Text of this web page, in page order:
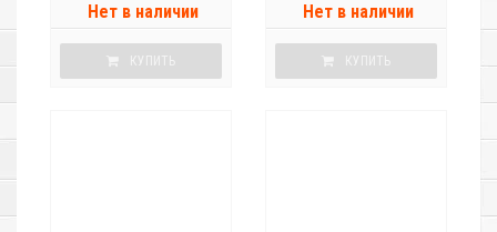
Нет в наличии
КУПИТЬ
Нет в наличии
КУПИТЬ